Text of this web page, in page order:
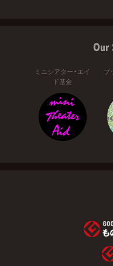
Our
ミニシアター・エイ
ド基金
ブ